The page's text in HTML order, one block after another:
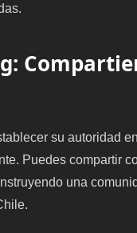
su autoridad
Puedes compartir
una